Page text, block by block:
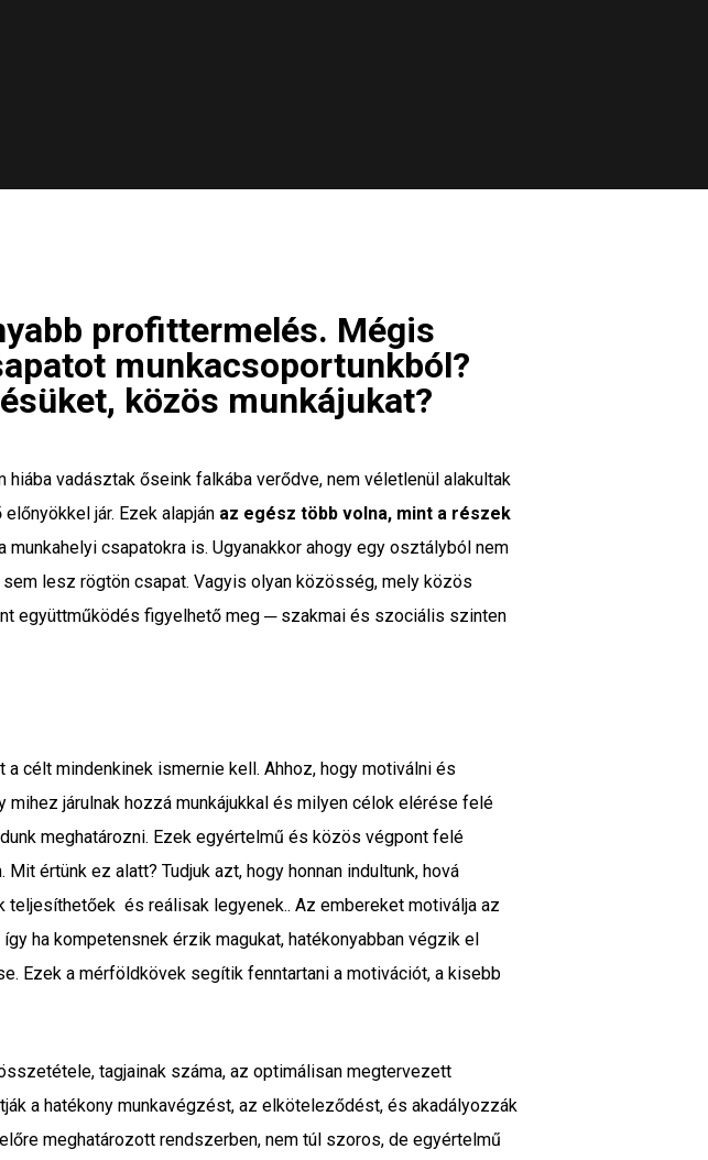
profittermelés. Mégis
munkacsoportunkból?
közös munkájukat?
vadásztak őseink falkába verődve, nem véletlenül alakultak
jár. Ezek alapján az egész több volna, mint a részek
csapatokra is. Ugyanakkor ahogy egy osztályból nem
lesz rögtön csapat. Vagyis olyan közösség, mely közös
együttműködés figyelhető meg ─ szakmai és szociális szinten
célt mindenkinek ismernie kell. Ahhoz, hogy motiválni és
járulnak hozzá munkájukkal és milyen célok elérése felé
meghatározni. Ezek egyértelmű és közös végpont felé
értünk ez alatt? Tudjuk azt, hogy honnan indultunk, hová
teljesíthetőek és reálisak legyenek.. Az embereket motiválja az
ha kompetensnek érzik magukat, hatékonyabban végzik el
Ezek a mérföldkövek segítik fenntartani a motivációt, a kisebb
tagjainak száma, az optimálisan megtervezett
a hatékony munkavégzést, az elköteleződést, és akadályozzák
meghatározott rendszerben, nem túl szoros, de egyértelmű